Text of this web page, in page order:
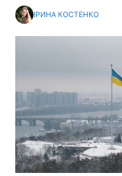
ІРИНА КОСТЕНКО